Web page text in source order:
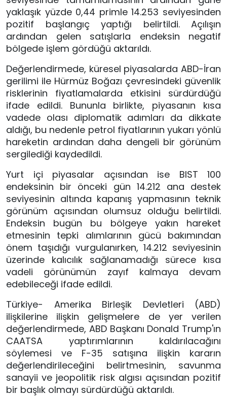
yaklaşık yüzde 0,44 primle 14.253 seviyesinden
pozitif başlangıç yaptığı belirtildi. Açılışın
ardından gelen satışlarla endeksin negatif
bölgede işlem gördüğü aktarıldı.
Değerlendirmede, küresel piyasalarda ABD-İran
gerilimi ile Hürmüz Boğazı çevresindeki güvenlik
risklerinin fiyatlamalarda etkisini sürdürdüğü
ifade edildi. Bununla birlikte, piyasanın kısa
vadede olası diplomatik adımları da dikkate
aldığı, bu nedenle petrol fiyatlarının yukarı yönlü
hareketin ardından daha dengeli bir görünüm
sergilediği kaydedildi.
Yurt içi piyasalar açısından ise BIST 100
endeksinin bir önceki gün 14.212 ana destek
seviyesinin altında kapanış yapmasının teknik
görünüm açısından olumsuz olduğu belirtildi.
Endeksin bugün bu bölgeye yakın hareket
etmesinin tepki alımlarının gücü bakımından
önem taşıdığı vurgulanırken, 14.212 seviyesinin
üzerinde kalıcılık sağlanamadığı sürece kısa
vadeli görünümün zayıf kalmaya devam
edebileceği ifade edildi.
Türkiye- Amerika Birleşik Devletleri (ABD)
ilişkilerine ilişkin gelişmelere de yer verilen
değerlendirmede, ABD Başkanı Donald Trump'ın
CAATSA yaptırımlarının kaldırılacağını
söylemesi ve F-35 satışına ilişkin kararın
değerlendirileceğini belirtmesinin, savunma
sanayii ve jeopolitik risk algısı açısından pozitif
bir başlık olmayı sürdürdüğü aktarıldı.